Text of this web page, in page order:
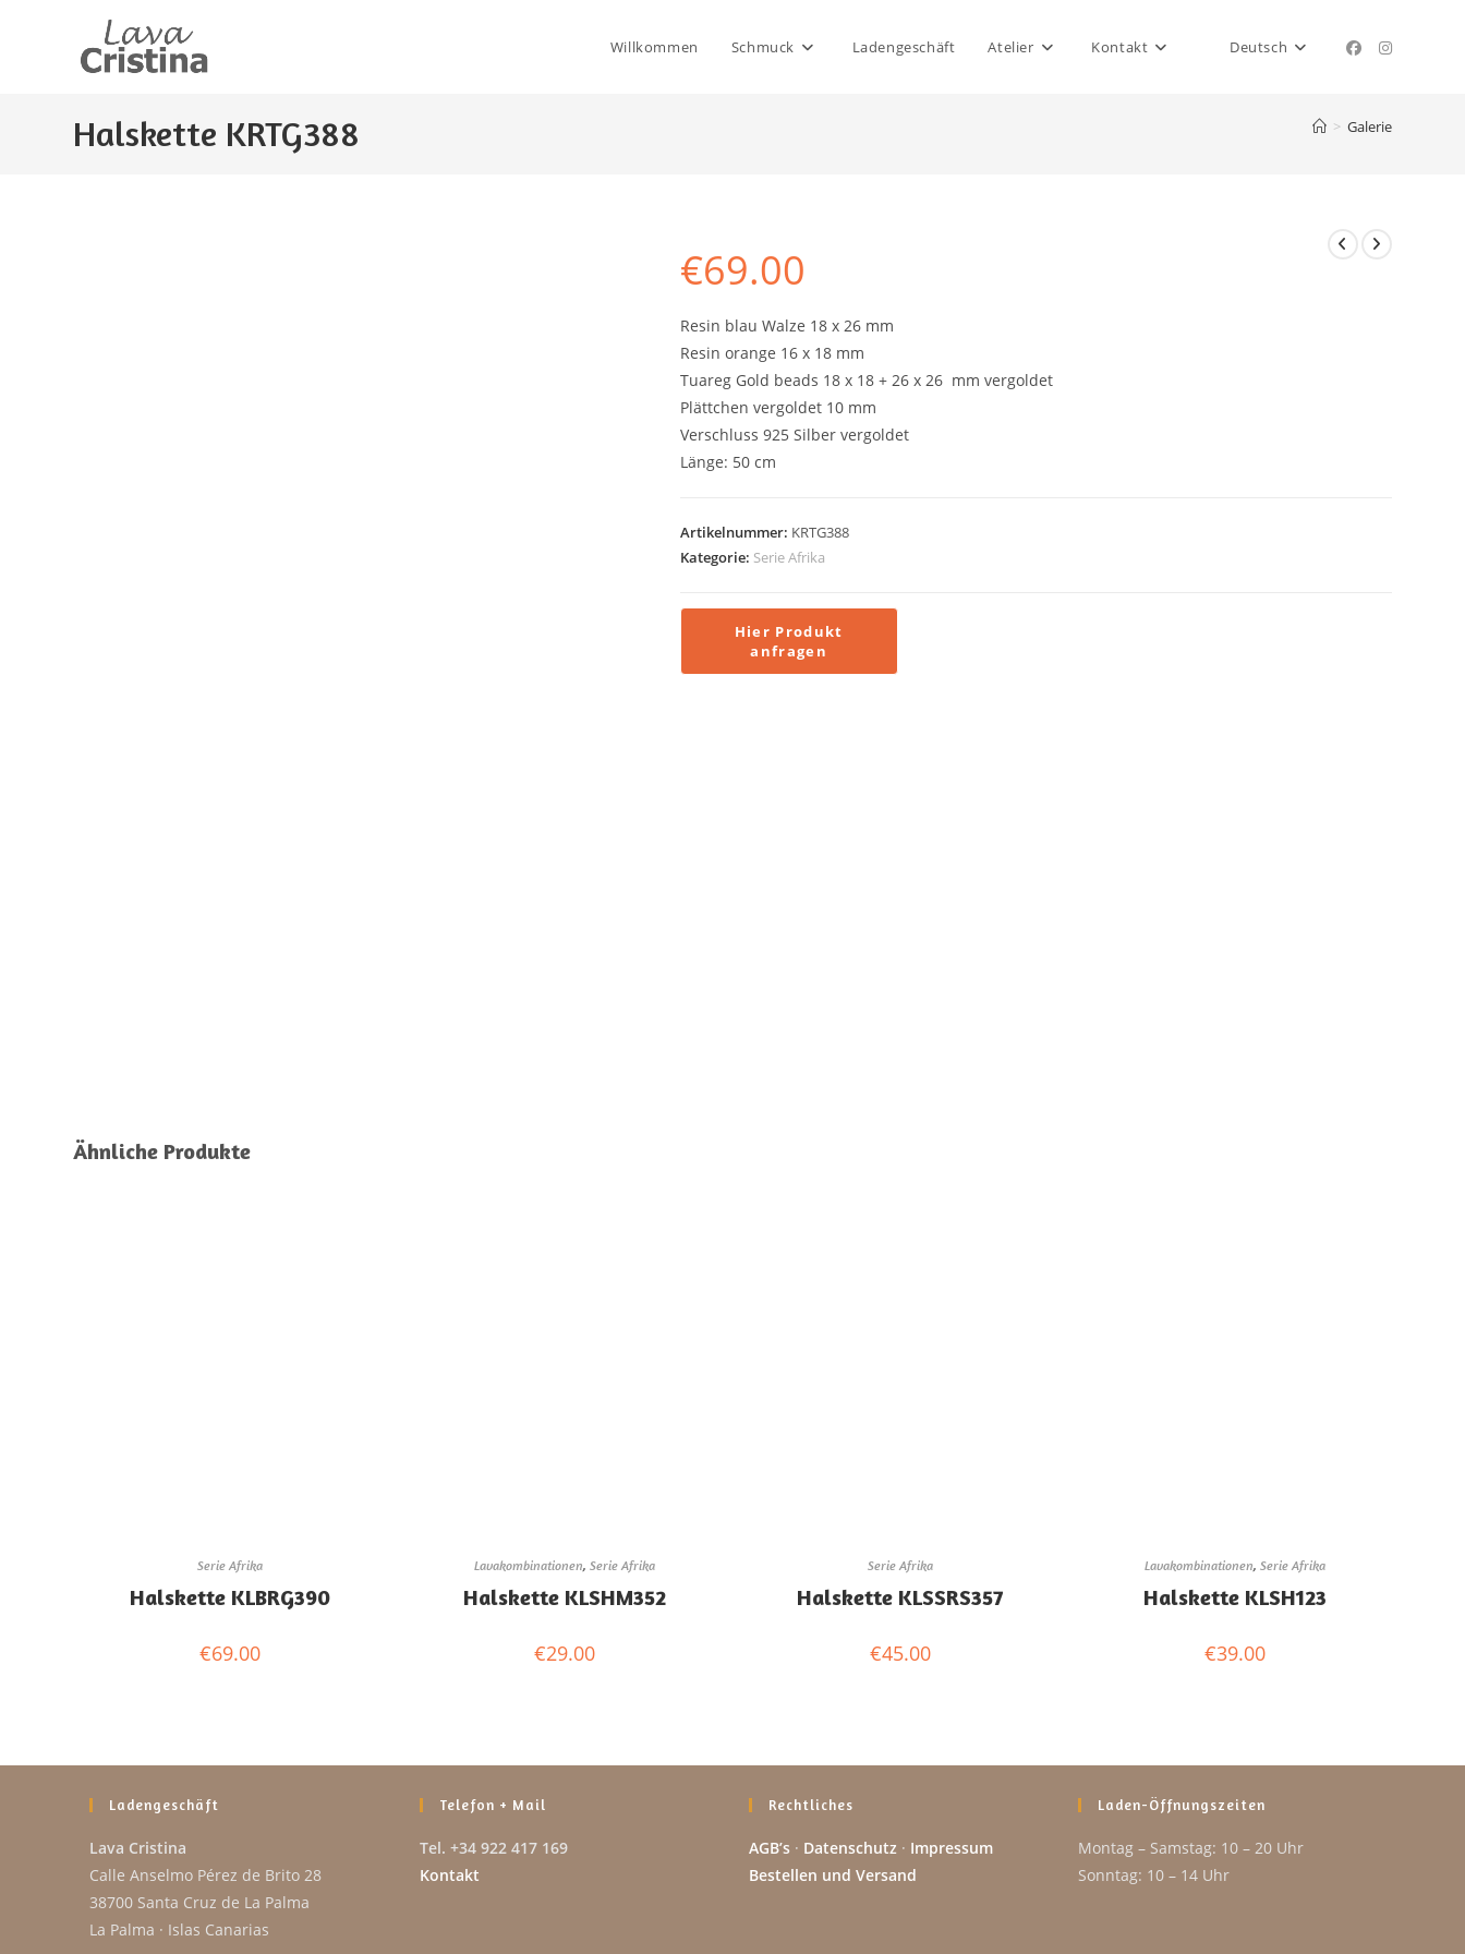
Willkommen Schmuck Ladengeschäft Atelier Kontakt Deutsch
Halskette KRTG388 > Galerie
€69.00
Resin blau Walze 18 x 26 mm
Resin orange 16 x 18 mm
Tuareg Gold beads 18 x 18 + 26 x 26 mm vergoldet
Plättchen vergoldet 10 mm
Verschluss 925 Silber vergoldet
Länge: 50 cm
Artikelnummer: KRTG388
Kategorie: Serie Afrika
Ähnliche Produkte
Serie Afrika
Halskette KLBRG390
€69.00
Lavakombinationen,Serie Afrika
Halskette KLSHM352
€29.00
Serie Afrika
Halskette KLSSRS357
€45.00
Lavakombinationen,Serie Afrika
Halskette KLSH123
€39.00
Ladengeschäft
Lava Cristina
Calle Anselmo Pérez de Brito 28
38700 Santa Cruz de La Palma
La Palma · Islas Canarias
Telefon + Mail
Tel. +34 922 417 169
Kontakt
Rechtliches
AGB’s· Datenschutz· Impressum
Bestellen und Versand
Laden-Öffnungszeiten
Montag – Samstag: 10 – 20 Uhr
Sonntag: 10 – 14 Uhr